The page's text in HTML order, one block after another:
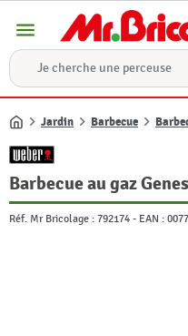
menu
Accueil
Jardin Barbecue
Barbecue au gaz
Réf. Mr Bricolage : 792174 - EAN :